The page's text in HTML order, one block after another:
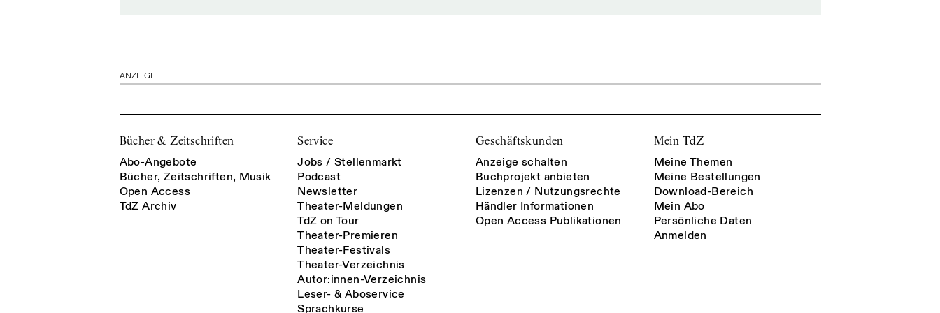
ANZEIGE
Bücher & Zeitschriften
Abo-Angebote
Bücher, Zeitschriften, Musik
Open Access
TdZ Archiv
Service
Jobs / Stellenmarkt
Podcast
Newsletter
Theater-Meldungen
TdZ on Tour
Theater-Premieren
Theater-Festivals
Theater-Verzeichnis
Autor:innen-Verzeichnis
Leser- & Aboservice
Sprachkurse
Geschäftskunden
Anzeige schalten
Buchprojekt anbieten
Lizenzen / Nutzungsrechte
Händler Informationen
Open Access Publikationen
Mein TdZ
Meine Themen
Meine Bestellungen
Download-Bereich
Mein Abo
Persönliche Daten
Anmelden